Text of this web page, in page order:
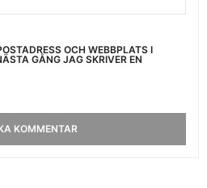
OCH WEBBPLATS I
GÅNG JAG SKRIVER EN